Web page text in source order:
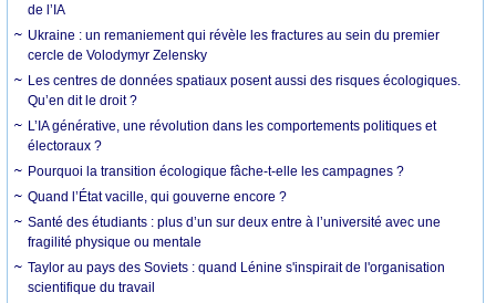
de l’IA
Ukraine : un remaniement qui révèle les fractures au sein du premier
cercle de Volodymyr Zelensky
Les centres de données spatiaux posent aussi des risques écologiques.
Qu’en dit le droit ?
L’IA générative, une révolution dans les comportements politiques et
électoraux ?
Pourquoi la transition écologique fâche-t-elle les campagnes ?
Quand l’État vacille, qui gouverne encore ?
Santé des étudiants : plus d’un sur deux entre à l’université avec une
fragilité physique ou mentale
Taylor au pays des Soviets : quand Lénine s'inspirait de l'organisation
scientifique du travail